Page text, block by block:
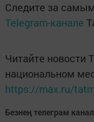
Следите за
Telegram-канале
Читайте новости
национальном
https://max.ru/
Безнең телеграм